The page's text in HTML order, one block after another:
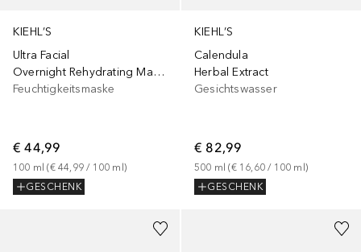
KIEHL’S
Ultra Facial
Overnight Rehydrating Mask with 10,5% Squalane
Feuchtigkeitsmaske
€ 44,99
100 ml (€ 44,99 / 100 ml )
GESCHENK
KIEHL’S
Calendula
Herbal Extract
Gesichtswasser
€ 82,99
500 ml (€ 16,60 / 100 ml )
GESCHENK